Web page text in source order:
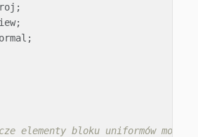
;
;
;
elementy bloku uniformów można